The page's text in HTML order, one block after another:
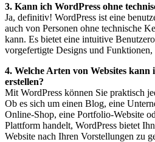
3. Kann ich WordPress ohne
Ja, definitiv! WordPress ist eine
auch von Personen ohne technische
kann. Es bietet eine intuitive
vorgefertigte Designs und Funktionen,
4. Welche Arten von Websites kann
erstellen?
Mit WordPress können Sie praktisch
Ob es sich um einen Blog, eine
Online-Shop, eine Portfolio-Website
Plattform handelt, WordPress bietet
Website nach Ihren Vorstellungen zu